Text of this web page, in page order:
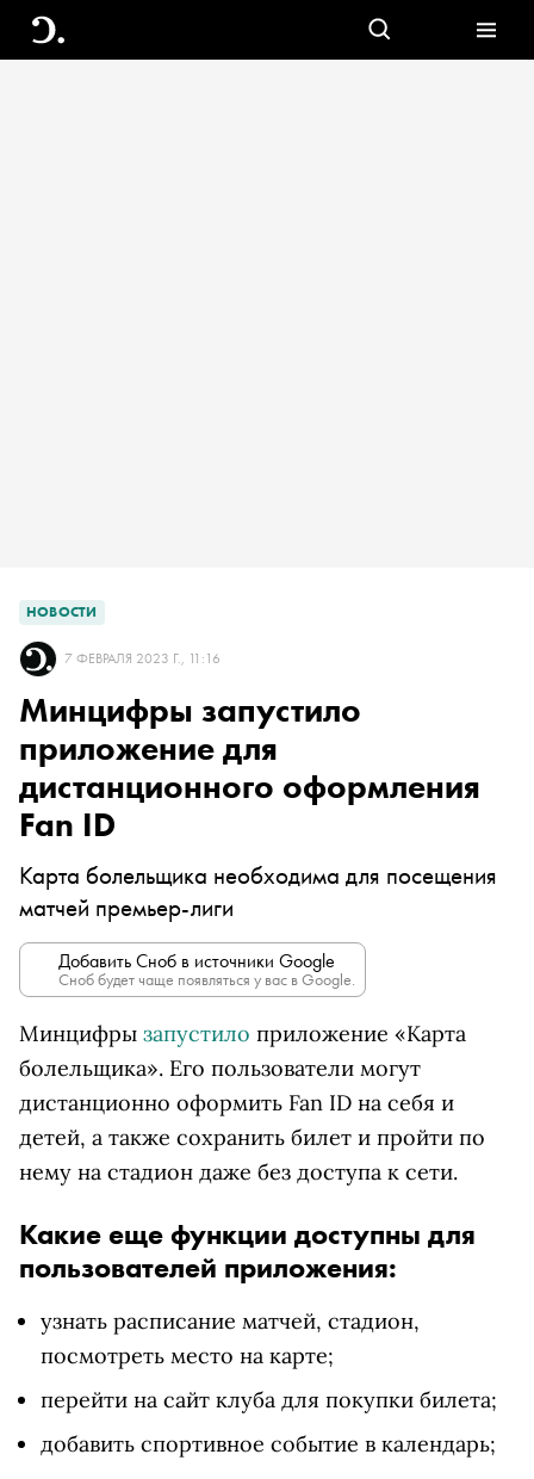
НОВОСТИ
7 ФЕВРАЛЯ 2023 Г., 11:16
Минцифры запустило
приложение для
дистанционного оформления
Fan ID
Карта болельщика необходима для посещения
матчей премьер-лиги
Добавить Сноб в источники Google
Сноб будет чаще появляться у вас в Google.
Минцифры запустило приложение «Карта
болельщика». Его пользователи могут
дистанционно оформить Fan ID на себя и
детей, а также сохранить билет и пройти по
нему на стадион даже без доступа к сети.
Какие еще функции доступны для
пользователей приложения:
узнать расписание матчей, стадион,
посмотреть место на карте;
перейти на сайт клуба для покупки билета;
добавить спортивное событие в календарь;